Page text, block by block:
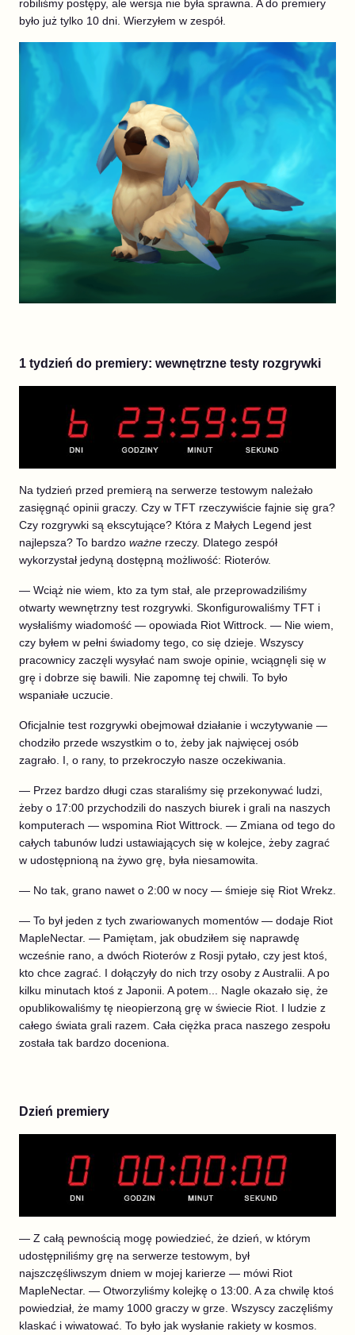
robiliśmy postępy, ale wersja nie była sprawna. A do premiery
było już tylko 10 dni. Wierzyłem w zespół.
1 tydzień do premiery: wewnętrzne testy rozgrywki
Na tydzień przed premierą na serwerze testowym należało
zasięgnąć opinii graczy. Czy w TFT rzeczywiście fajnie się gra?
Czy rozgrywki są ekscytujące? Która z Małych Legend jest
najlepsza? To bardzo ważne rzeczy. Dlatego zespół
wykorzystał jedyną dostępną możliwość: Rioterów.
— Wciąż nie wiem, kto za tym stał, ale przeprowadziliśmy
otwarty wewnętrzny test rozgrywki. Skonfigurowaliśmy TFT i
wysłaliśmy wiadomość — opowiada Riot Wittrock. — Nie wiem,
czy byłem w pełni świadomy tego, co się dzieje. Wszyscy
pracownicy zaczęli wysyłać nam swoje opinie, wciągnęli się w
grę i dobrze się bawili. Nie zapomnę tej chwili. To było
wspaniałe uczucie.
Oficjalnie test rozgrywki obejmował działanie i wczytywanie —
chodziło przede wszystkim o to, żeby jak najwięcej osób
zagrało. I, o rany, to przekroczyło nasze oczekiwania.
— Przez bardzo długi czas staraliśmy się przekonywać ludzi,
żeby o 17:00 przychodzili do naszych biurek i grali na naszych
komputerach — wspomina Riot Wittrock. — Zmiana od tego do
całych tabunów ludzi ustawiających się w kolejce, żeby zagrać
w udostępnioną na żywo grę, była niesamowita.
— No tak, grano nawet o 2:00 w nocy — śmieje się Riot Wrekz.
— To był jeden z tych zwariowanych momentów — dodaje Riot
MapleNectar. — Pamiętam, jak obudziłem się naprawdę
wcześnie rano, a dwóch Rioterów z Rosji pytało, czy jest ktoś,
kto chce zagrać. I dołączyły do nich trzy osoby z Australii. A po
kilku minutach ktoś z Japonii. A potem... Nagle okazało się, że
opublikowaliśmy tę nieopierzoną grę w świecie Riot. I ludzie z
całego świata grali razem. Cała ciężka praca naszego zespołu
została tak bardzo doceniona.
Dzień premiery
— Z całą pewnością mogę powiedzieć, że dzień, w którym
udostępniliśmy grę na serwerze testowym, był
najszczęśliwszym dniem w mojej karierze — mówi Riot
MapleNectar. — Otworzyliśmy kolejkę o 13:00. A za chwilę ktoś
powiedział, że mamy 1000 graczy w grze. Wszyscy zaczęliśmy
klaskać i wiwatować. To było jak wysłanie rakiety w kosmos.